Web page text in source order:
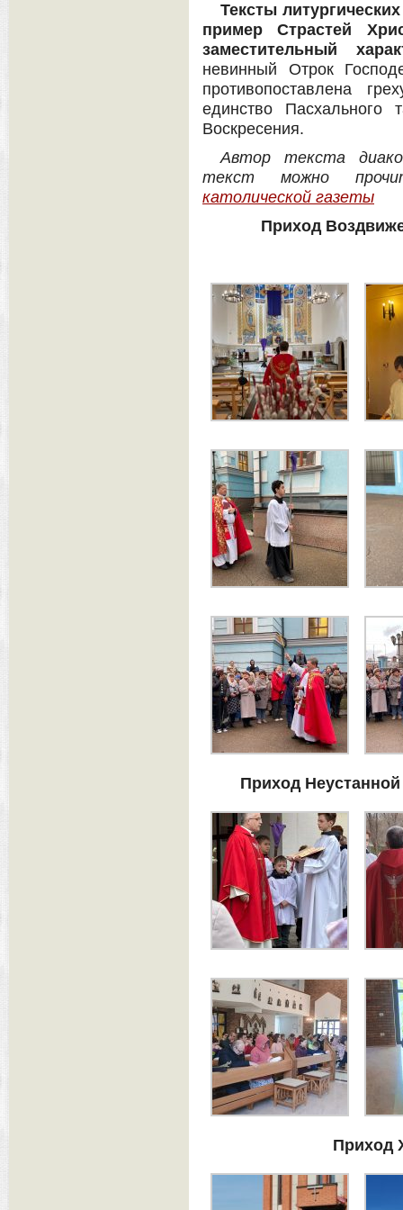
Тексты
пример Страстей
заместительный
невинный Отрок
противопоставлена
единство
Воскресения.
Автор текста
текст можно
католической газеты
Приход
Приход
Приход